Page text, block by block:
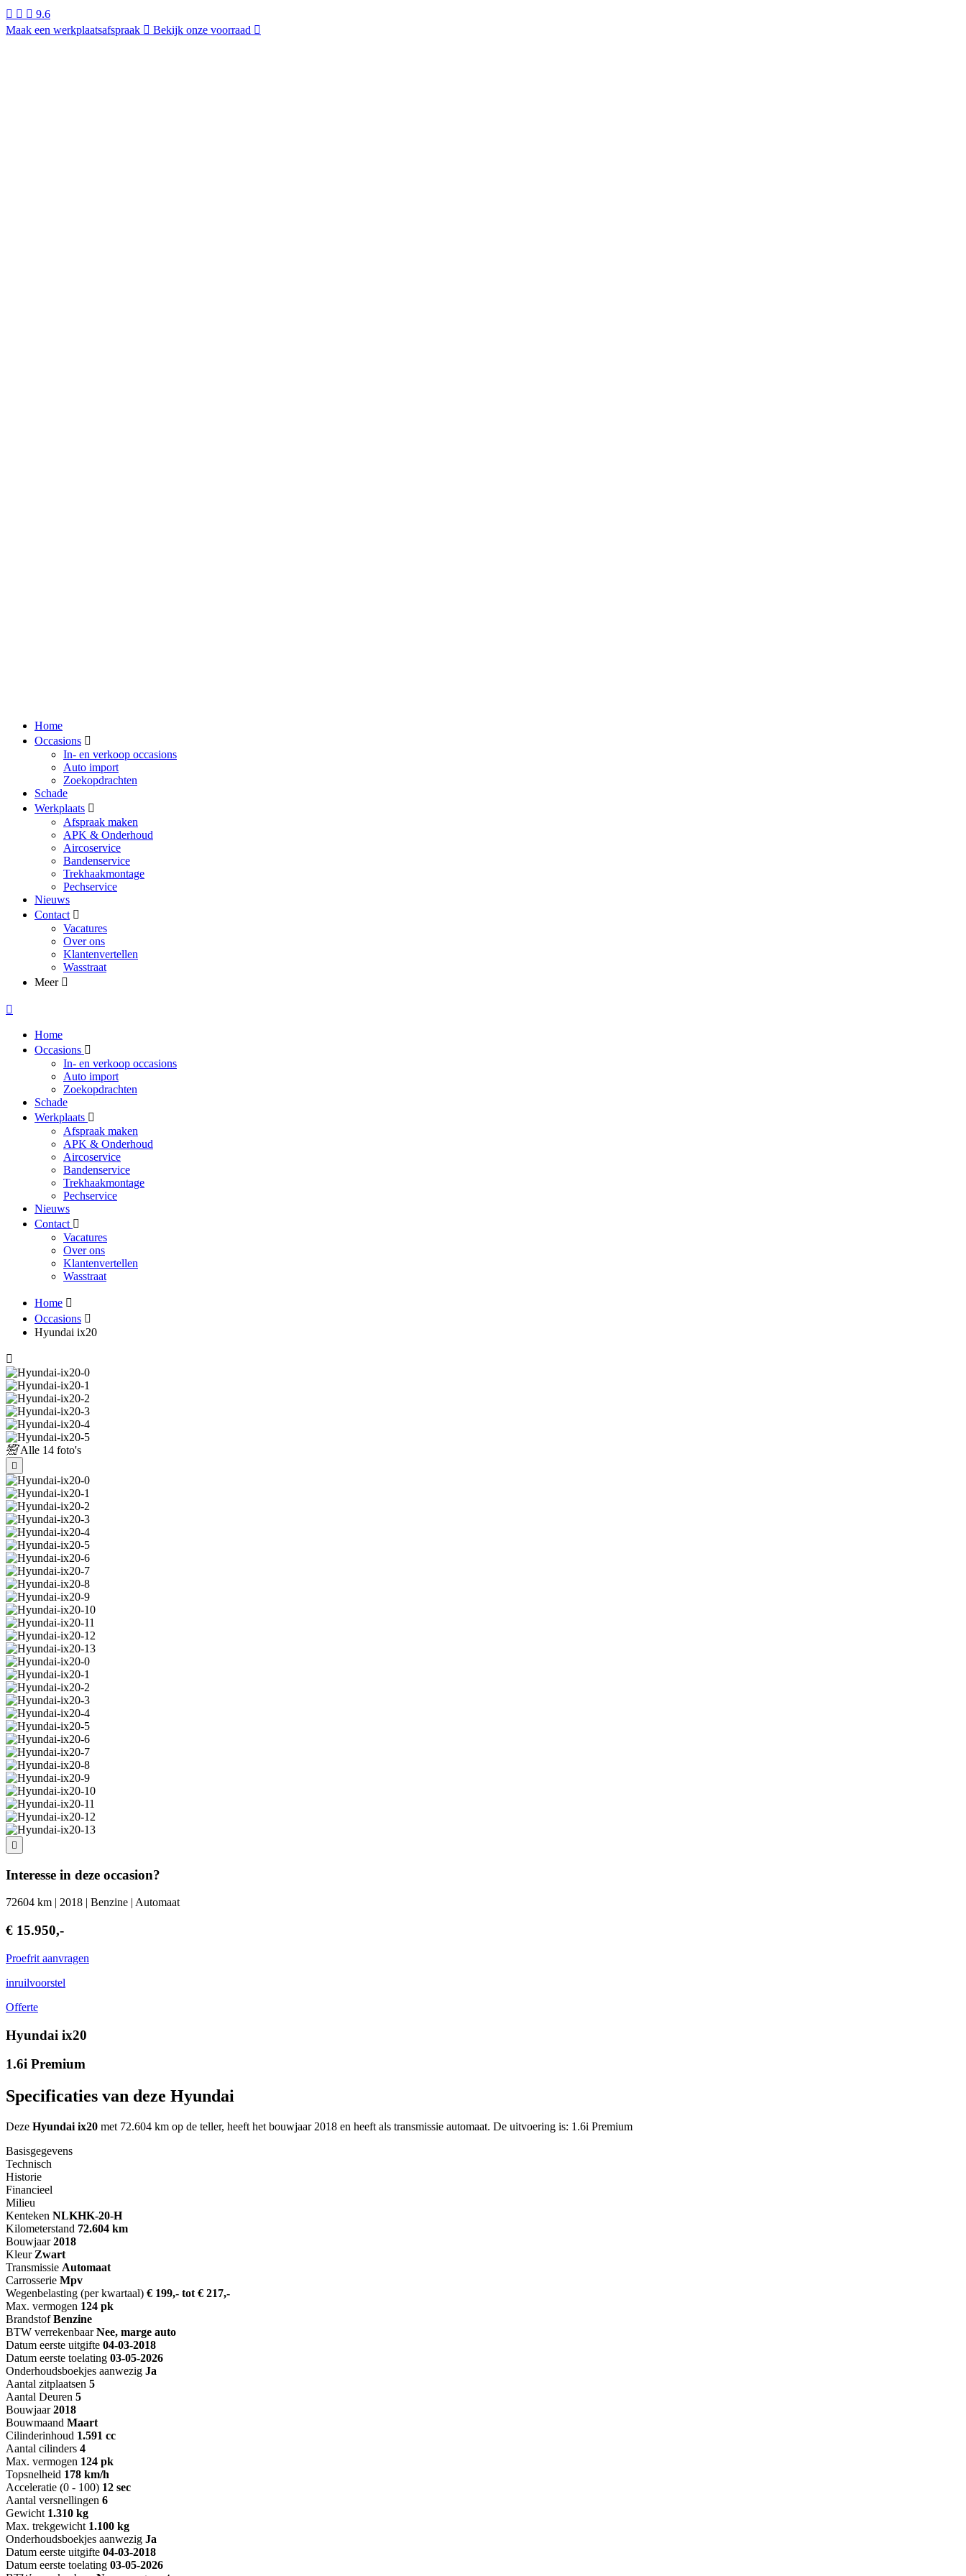
9.6
Maak een werkplaatsafspraak
Bekijk onze voorraad
Home
Occasions
In- en verkoop occasions
Auto import
Zoekopdrachten
Schade
Werkplaats
Afspraak maken
APK & Onderhoud
Aircoservice
Bandenservice
Trekhaakmontage
Pechservice
Nieuws
Contact
Vacatures
Over ons
Klantenvertellen
Wasstraat
Meer
Home
Occasions
In- en verkoop occasions
Auto import
Zoekopdrachten
Schade
Werkplaats
Afspraak maken
APK & Onderhoud
Aircoservice
Bandenservice
Trekhaakmontage
Pechservice
Nieuws
Contact
Vacatures
Over ons
Klantenvertellen
Wasstraat
Home
Occasions
Hyundai ix20
Alle 14 foto's
Interesse in deze occasion?
72604 km | 2018 | Benzine | Automaat
€ 15.950,-
Proefrit aanvragen
inruilvoorstel
Offerte
Hyundai ix20
1.6i Premium
Specificaties van deze Hyundai
Deze Hyundai ix20 met 72.604 km op de teller, heeft het bouwjaar 2018 en heeft als transmissie automaat. De uitvoering is: 1.6i Premium
Basisgegevens
Technisch
Historie
Financieel
Milieu
Kenteken NLKHK-20-H
Kilometerstand 72.604 km
Bouwjaar 2018
Kleur Zwart
Transmissie Automaat
Carrosserie Mpv
Wegenbelasting (per kwartaal) € 199,- tot € 217,-
Max. vermogen 124 pk
Brandstof Benzine
BTW verrekenbaar Nee, marge auto
Datum eerste uitgifte 04-03-2018
Datum eerste toelating 03-05-2026
Onderhoudsboekjes aanwezig Ja
Aantal zitplaatsen 5
Aantal Deuren 5
Bouwjaar 2018
Bouwmaand Maart
Cilinderinhoud 1.591 cc
Aantal cilinders 4
Max. vermogen 124 pk
Topsnelheid 178 km/h
Acceleratie (0 - 100) 12 sec
Aantal versnellingen 6
Gewicht 1.310 kg
Max. trekgewicht 1.100 kg
Onderhoudsboekjes aanwezig Ja
Datum eerste uitgifte 04-03-2018
Datum eerste toelating 03-05-2026